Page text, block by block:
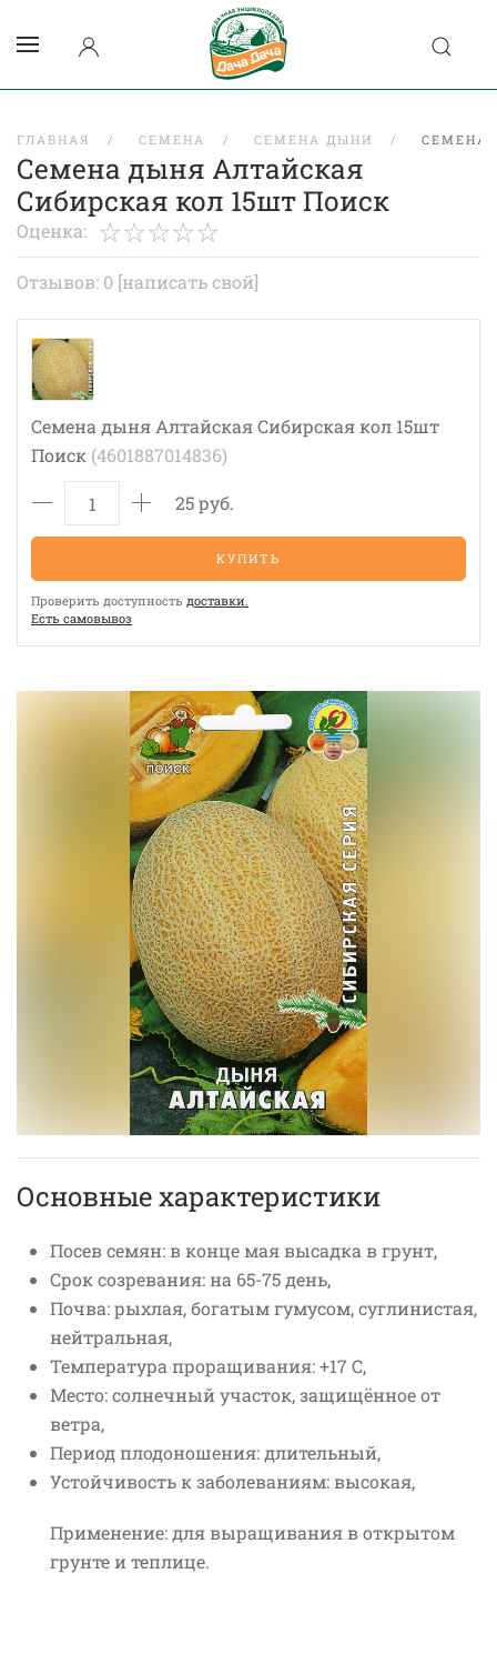
ГЛАВНАЯ СЕМЕНА СЕМЕНА ДЫНИ СЕМЕНА
Семена дыня Алтайская
Сибирская кол 15шт Поиск
Оценка:
Отзывов: 0 [написать свой]
Семена дыня Алтайская Сибирская кол 15шт
Поиск (4601887014836)
25 руб.
КУПИТЬ
Проверить доступность доставки.
Eсть cамовывоз
Основные характеристики
Посев семян: в конце мая высадка в грунт,
Срок созревания: на 65-75 день,
Почва: рыхлая, богатым гумусом, суглинистая,
нейтральная,
Температура проращивания: +17 С,
Место: солнечный участок, защищённое от
ветра,
Период плодоношения: длительный,
Устойчивость к заболеваниям: высокая,
Применение: для выращивания в открытом
грунте и теплице.